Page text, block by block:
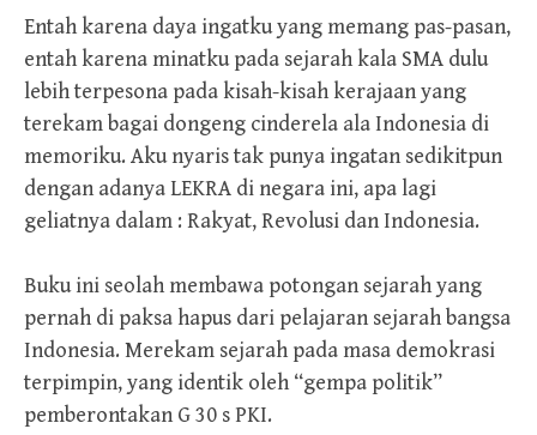
Entah karena daya ingatku yang memang pas-pasan,
entah karena minatku pada sejarah kala SMA dulu
lebih terpesona pada kisah-kisah kerajaan yang
terekam bagai dongeng cinderela ala Indonesia di
memoriku. Aku nyaris tak punya ingatan sedikitpun
dengan adanya LEKRA di negara ini, apa lagi
geliatnya dalam : Rakyat, Revolusi dan Indonesia.
Buku ini seolah membawa potongan sejarah yang
pernah di paksa hapus dari pelajaran sejarah bangsa
Indonesia. Merekam sejarah pada masa demokrasi
terpimpin, yang identik oleh “gempa politik”
pemberontakan G 30 s PKI.